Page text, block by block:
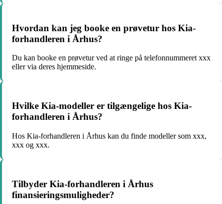
Hvordan kan jeg booke en prøvetur hos Kia-
forhandleren i Århus?
Du kan booke en prøvetur ved at ringe på telefonnummeret xxx
eller via deres hjemmeside.
Hvilke Kia-modeller er tilgængelige hos Kia-
forhandleren i Århus?
Hos Kia-forhandleren i Århus kan du finde modeller som xxx,
xxx og xxx.
Tilbyder Kia-forhandleren i Århus
finansieringsmuligheder?